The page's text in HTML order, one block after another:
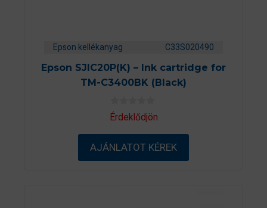
Epson kellékanyag C33S020490
Epson SJIC20P(K) – Ink cartridge for
TM-C3400BK (Black)
0
a
-
ő
Érdeklődjön
AJÁNLATOT KÉREK